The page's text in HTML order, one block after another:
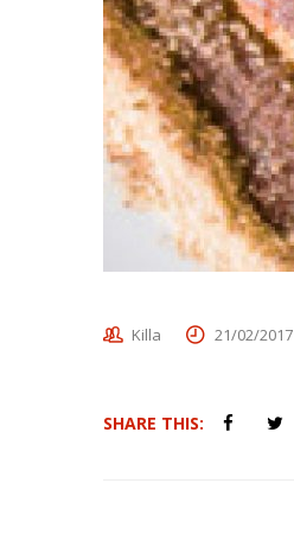
Killa 21/02/2017
SHARE THIS: